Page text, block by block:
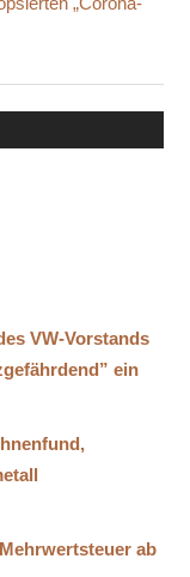
VW-Vorstands
ein
ab